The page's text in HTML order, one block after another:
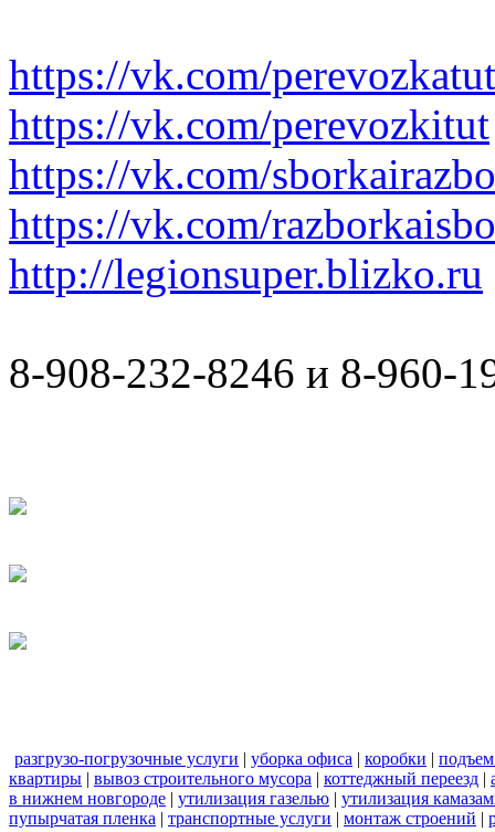
https://vk.com/perevozkatut
https://vk.com/perevozkitut
https://vk.com/
https://vk.com/
http://legionsuper.blizko.ru
8-908-232-8246 и 8-960-
разгрузо-погрузочные услуги | уборка офиса | коробки |
квартиры | вывоз строительного мусора | коттеджный переезд |
в нижнем новгороде | утилизация газелью | утилизация
пупырчатая пленка | транспортные услуги | монтаж строений |